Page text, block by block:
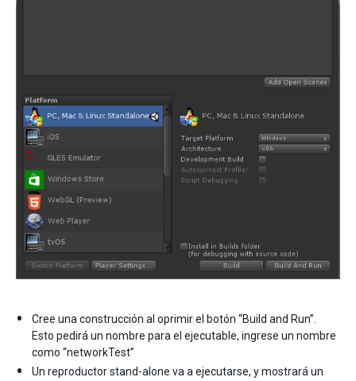
Cree una construcción al oprimir el botón “Build and Run”.
Esto pedirá un nombre para el ejecutable, ingrese un nombre
como “networkTest”
Un reproductor stand-alone va a ejecutarse, y mostrará un